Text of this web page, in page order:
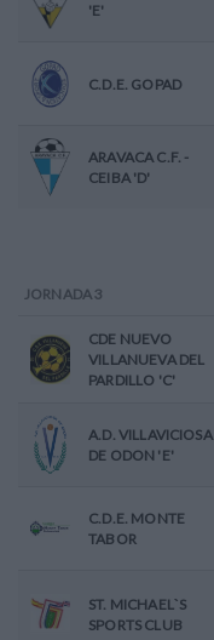
'E'
C.D.E. GOPAD
ARAVACA C.F. -
CEIBA 'D'
JORNADA 3
CDE NUEVO
VILLANUEVA DEL
PARDILLO 'C'
A.D. VILLAVICIOSA
DE ODON 'E'
C.D.E. MONTE
TABOR
ST. MICHAEL`S
SPORTS CLUB